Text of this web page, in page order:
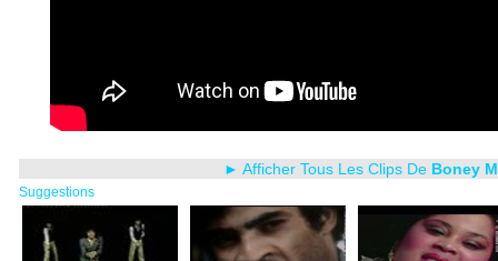
► Afficher Tous Les Clips De Boney M
Suggestions